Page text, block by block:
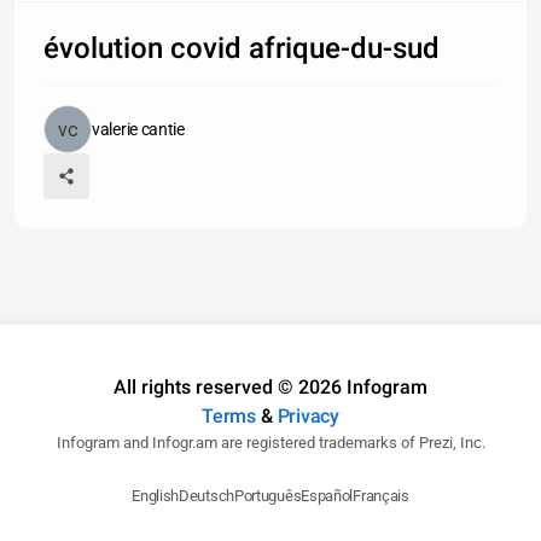
évolution covid afrique-du-sud
valerie cantie
All rights reserved © 2026 Infogram
Terms& Privacy
Infogram and Infogr.am are registered trademarks of Prezi, Inc.
EnglishDeutschPortuguêsEspañol Français